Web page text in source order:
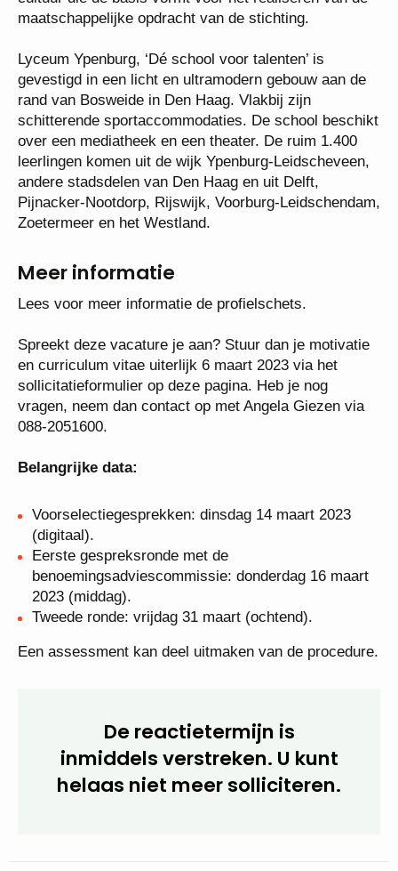
kenmerken in een cultuur die de basis vormt voor
van de stichting.
Lyceum Ypenburg, ‘Dé school voor talenten’ is
gevestigd in een licht en ultramodern gebouw aan de
rand van Bosweide in Den Haag. Vlakbij zijn
schitterende sportaccommodaties. De school
beschikt over een mediatheek en een theater. De
ruim 1.400 leerlingen komen uit de wijk Ypenburg-
Leidscheveen, andere stadsdelen van Den Haag en
Leidschendam, Zoetermeer en het Westland.
Meer informatie
Lees voor meer informatie de profielschets.
Spreekt deze vacature je aan? Stuur dan je
motivatie en curriculum vitae uiterlijk 6 maart 2023
via het sollicitatieformulier op deze pagina. Heb je
Giezen via 088-2051600.
Belangrijke data:
Voorselectiegesprekken: dinsdag 14 maart 2023
(digitaal).
Eerste gespreksronde met de
benoemingsadviescommissie: donderdag 16
Tweede ronde: vrijdag 31 maart (ochtend).
De reactietermijn is